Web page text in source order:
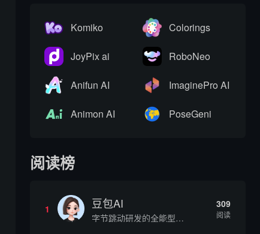
Komiko Colorings
JoyPix ai RoboNeo
Anifun AI ImaginePro AI
Animon AI PoseGeni
阅读榜
1 豆包AI
字节跳动研发的全能型AI智能助手，提供智能对话、知识问答、内容创作、学习办公等一站式AI服务
309
阅读